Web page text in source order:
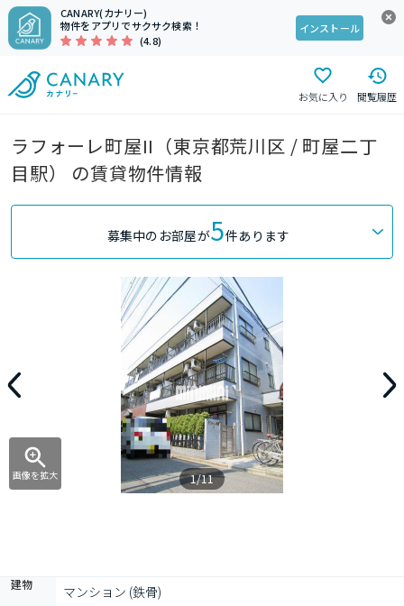
CANARY(カナリー)
物件をアプリでサクサク検索！
(4.8)
インストール
お気に入り 閲覧履歴
ラフォーレ町屋II（東京都荒川区 / 町屋二丁
目駅） の賃貸物件情報
募集中のお部屋が5件あります
画像を拡大 1/11
建物 マンション (鉄骨)